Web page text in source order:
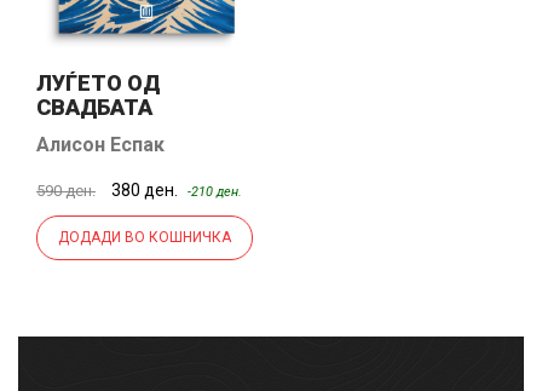
ЛУЃЕТО ОД
СВАДБАТА
Алисон Еспак
590 ден. 380 ден. -210 ден.
ДОДАДИ ВО КОШНИЧКА